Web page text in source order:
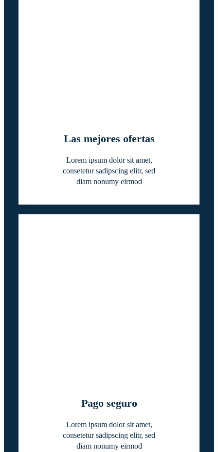
Las mejores ofertas
Lorem ipsum dolor sit amet,
consetetur sadipscing elitr, sed
diam nonumy eirmod
Pago seguro
Lorem ipsum dolor sit amet,
consetetur sadipscing elitr, sed
diam nonumy eirmod